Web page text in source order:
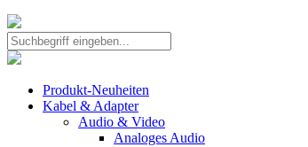
Produkt-Neuheiten
Kabel & Adapter
Audio & Video
Analoges Audio